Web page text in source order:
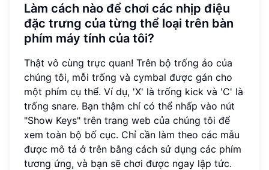
Làm cách nào để chơi các nhịp điệu
đặc trưng của từng thể loại trên bàn
phím máy tính của tôi?
Thật vô cùng trực quan! Trên bộ trống ảo của
chúng tôi, mỗi trống và cymbal được gán cho
một phím cụ thể. Ví dụ, 'X' là trống kick và 'C' là
trống snare. Bạn thậm chí có thể nhấp vào nút
"Show Keys" trên trang web của chúng tôi để
xem toàn bộ bố cục. Chỉ cần làm theo các mẫu
được mô tả ở trên bằng cách sử dụng các phím
tương ứng, và bạn sẽ chơi được ngay lập tức.